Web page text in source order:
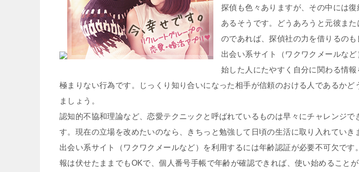
探偵も色々ありますが、その中には
あるそうです。どうあろうと元彼ま
のであれば、探偵社の力を借りるのも
出会い系サイト（ワクワクメールな
始した人にたやすく自分に関わる情
極まりない行為です。じっくり知り合いになった相手が信頼のおける人であるかど
ましょう。
認知的不協和理論など、恋愛テクニックと呼ばれているものは早々にチャレンジで
す。現在の立場を改めたいのなら、きちっと勉強して日頃の生活に取り入れていき
出会い系サイト（ワクワクメールなど）を利用するには年齢認証が必要不可欠です
報は伏せたままでもOKで、個人番号手帳で年齢が確認できれば、使い始めることが